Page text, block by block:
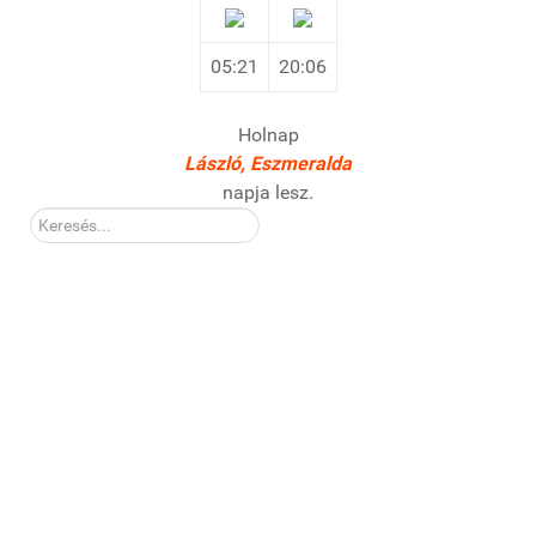
05:21 20:06
Holnap
László, Eszmeralda
napja lesz.
Kereső: